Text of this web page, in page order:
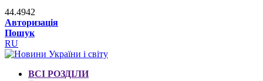
44.4942
Авторизація
Пошук
RU
ВСІ РОЗДІЛИ